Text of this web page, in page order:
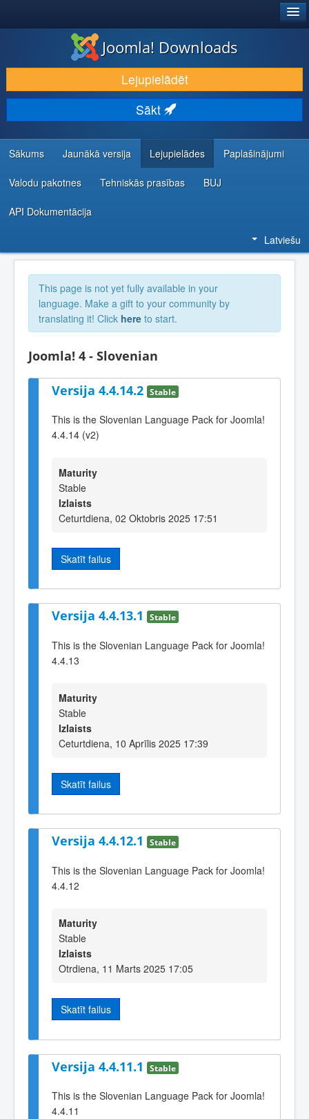
LEJUPIELĀDĒT UN PAPLAŠINĀT
ATKLĀJ UN IEMĀCIES
KOPIENA UN ATBALSTS
IZSTRĀDĀTĀJU RESURSI
Joomla! Downloads
Lejupielādēt
Sākt
Sākums Jaunākā versija Lejupielādes Paplašinājumi
Valodu pakotnes Tehniskās prasības BUJ
API Dokumentācija
Latviešu
This page is not yet fully available in your
language. Make a gift to your community by
translating it! Click here to start.
Joomla! 4 - Slovenian
Versija 4.4.14.2 Stable
This is the Slovenian Language Pack for Joomla!
4.4.14 (v2)
Maturity
Stable
Izlaists
Ceturtdiena, 02 Oktobris 2025 17:51
Skatīt failus
Versija 4.4.13.1 Stable
This is the Slovenian Language Pack for Joomla!
4.4.13
Maturity
Stable
Izlaists
Ceturtdiena, 10 Aprīlis 2025 17:39
Skatīt failus
Versija 4.4.12.1 Stable
This is the Slovenian Language Pack for Joomla!
4.4.12
Maturity
Stable
Izlaists
Otrdiena, 11 Marts 2025 17:05
Skatīt failus
Versija 4.4.11.1 Stable
This is the Slovenian Language Pack for Joomla!
4.4.11